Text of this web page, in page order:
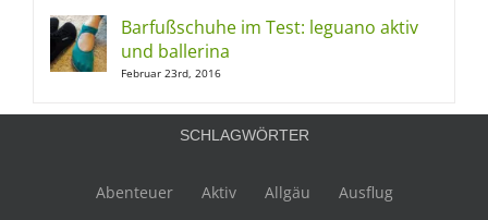
Barfußschuhe im Test: leguano aktiv
und ballerina
Februar 23rd, 2016
SCHLAGWÖRTER
Abenteuer Aktiv Allgäu
Ausflug